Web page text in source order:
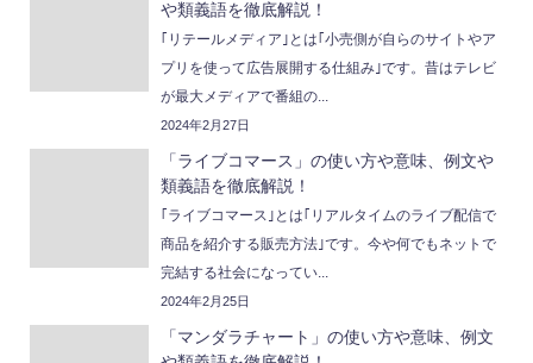
や類義語を徹底解説！
｢リテールメディア｣とは｢小売側が自らのサイトやア
プリを使って広告展開する仕組み｣です。昔はテレビ
が最大メディアで番組の...
2024年2月27日
「ライブコマース」の使い方や意味、例文や
類義語を徹底解説！
｢ライブコマース｣とは｢リアルタイムのライブ配信で
商品を紹介する販売方法｣です。今や何でもネットで
完結する社会になってい...
2024年2月25日
「マンダラチャート」の使い方や意味、例文